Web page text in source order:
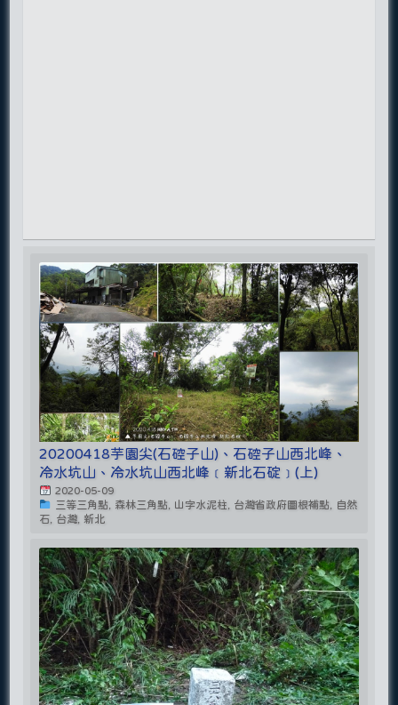
20200418芋園尖(石硿子山)、石硿子山西北峰、
冷水坑山、冷水坑山西北峰﹝新北石碇﹞(上)
2020-05-09
三等三角點, 森林三角點, 山字水泥柱, 台灣省政府圖根補點, 自然
石, 台灣, 新北